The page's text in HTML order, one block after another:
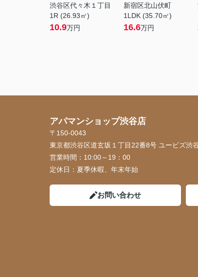
渋谷区代々木１丁目
1R (26.93㎡)
10.9万円
新宿区北山伏町
1LDK (35.70㎡)
16.6万円
アパマンショップ渋谷店
〒150-0043
東京都渋谷区道玄坂１丁目22番8号 ユービズ渋
営業時間： 10:00～19：00
定休日： 夏季休暇、年末年始
お問い合わせ